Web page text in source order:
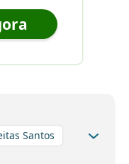
Santos